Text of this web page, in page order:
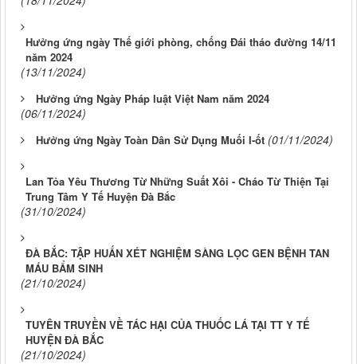
Hưởng ứng ngày Thế giới phòng, chống Đái tháo đường 14/11
năm 2024
(13/11/2024)
Hưởng ứng Ngày Pháp luật Việt Nam năm 2024
(06/11/2024)
Hưởng ứng Ngày Toàn Dân Sử Dụng Muối I-ốt (01/11/2024)
Lan Tỏa Yêu Thương Từ Những Suất Xôi - Cháo Từ Thiện Tại
Trung Tâm Y Tế Huyện Đà Bắc
(31/10/2024)
ĐÀ BẮC: TẬP HUẤN XÉT NGHIỆM SÀNG LỌC GEN BỆNH TAN
MÁU BẨM SINH
(21/10/2024)
TUYÊN TRUYỀN VỀ TÁC HẠI CỦA THUỐC LÁ TẠI TT Y TẾ
HUYỆN ĐÀ BẮC
(21/10/2024)